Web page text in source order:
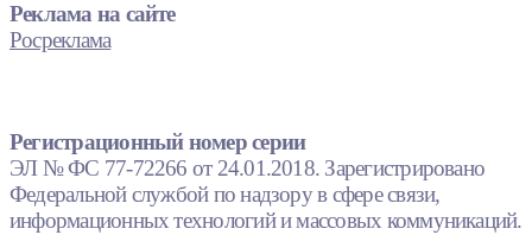
Реклама на сайте
Росреклама
Регистрационный номер серии
ЭЛ № ФС 77-72266 от 24.01.2018. Зарегистрировано
Федеральной службой по надзору в сфере связи,
информационных технологий и массовых коммуникаций.